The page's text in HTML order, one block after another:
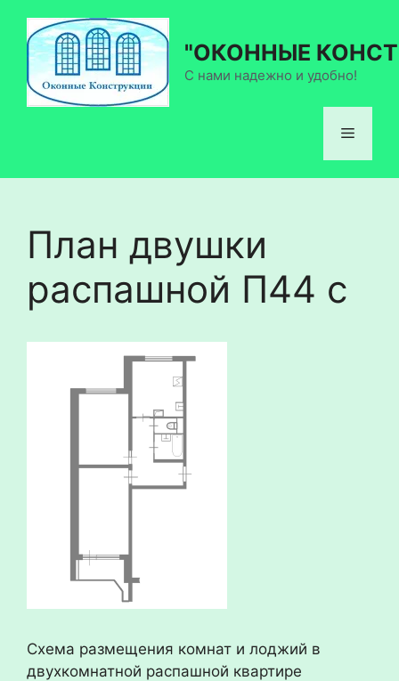
содержимому
"ОКОННЫЕ
С нами надежно и удобно!
Меню
План двушки
распашной П44 с
Схема размещения комнат и лоджий в
двухкомнатной распашной квартире